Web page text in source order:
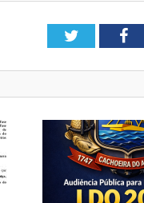
Twitter